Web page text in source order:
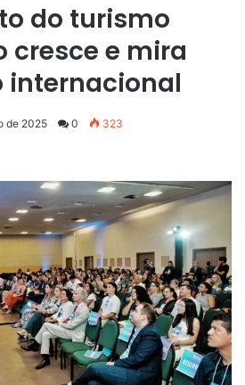
do turismo
cresce e mira
internacional
de 2025 0 323